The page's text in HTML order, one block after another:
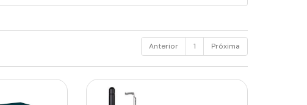
Anterior 1 Próxima